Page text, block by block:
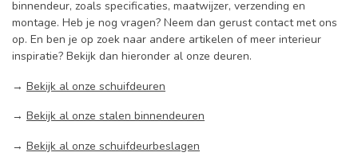
binnendeur, zoals specificaties, maatwijzer, verzending en
montage. Heb je nog vragen? Neem dan gerust contact met ons
op. En ben je op zoek naar andere artikelen of meer interieur
inspiratie? Bekijk dan hieronder al onze deuren.
→ Bekijk al onze schuifdeuren
→ Bekijk al onze stalen binnendeuren
→ Bekijk al onze schuifdeurbeslagen